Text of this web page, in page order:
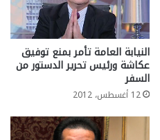
النيابة العامة تأمر بمنع توفيق
عكاشة ورئيس تحرير الدستور من
السفر
12 أغسطس، 2012